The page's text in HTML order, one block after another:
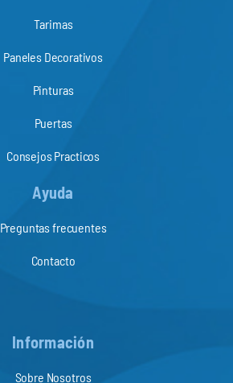
Tarimas
Paneles Decorativos
Pinturas
Puertas
Consejos Practicos
Ayuda
Preguntas frecuentes
Contacto
Información
Sobre Nosotros